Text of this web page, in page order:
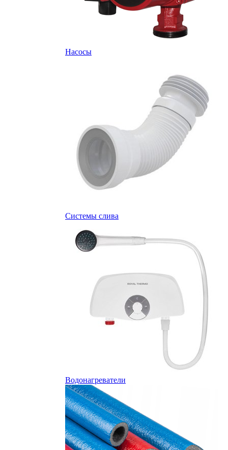
Насосы
Системы слива
Водонагреватели